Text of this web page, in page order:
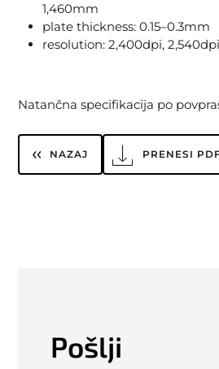
1,460mm
plate thickness: 0.15–0.3mm
resolution: 2,400dpi, 2,540dpi
Natančna specifikacija po
NAZAJ PRENESI
Pošlji